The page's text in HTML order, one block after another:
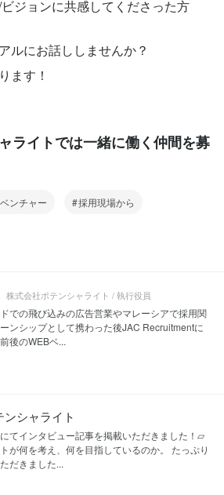
ジョンに共感してくださった方
ルにお話ししませんか？
ます！
ライトでは一緒に働く仲間を募
ベンチャー 採用現場から
株式会社ポテンシャライト / 執行役員
での飛び込みの広告営業やマレーシアで採用関
ンシップとして携わった後JAC Recruitmentに
後のWEBベ...
シャライト
てインタビュー記事を掲載いただきました！▱
が何を考え、何を目指しているのか。 たっぷり
だきました...